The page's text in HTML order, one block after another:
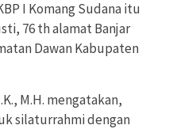
I Komang Sudana itu
76 th alamat Banjar
Dawan Kabupaten
M.H. mengatakan,
silaturrahmi dengan